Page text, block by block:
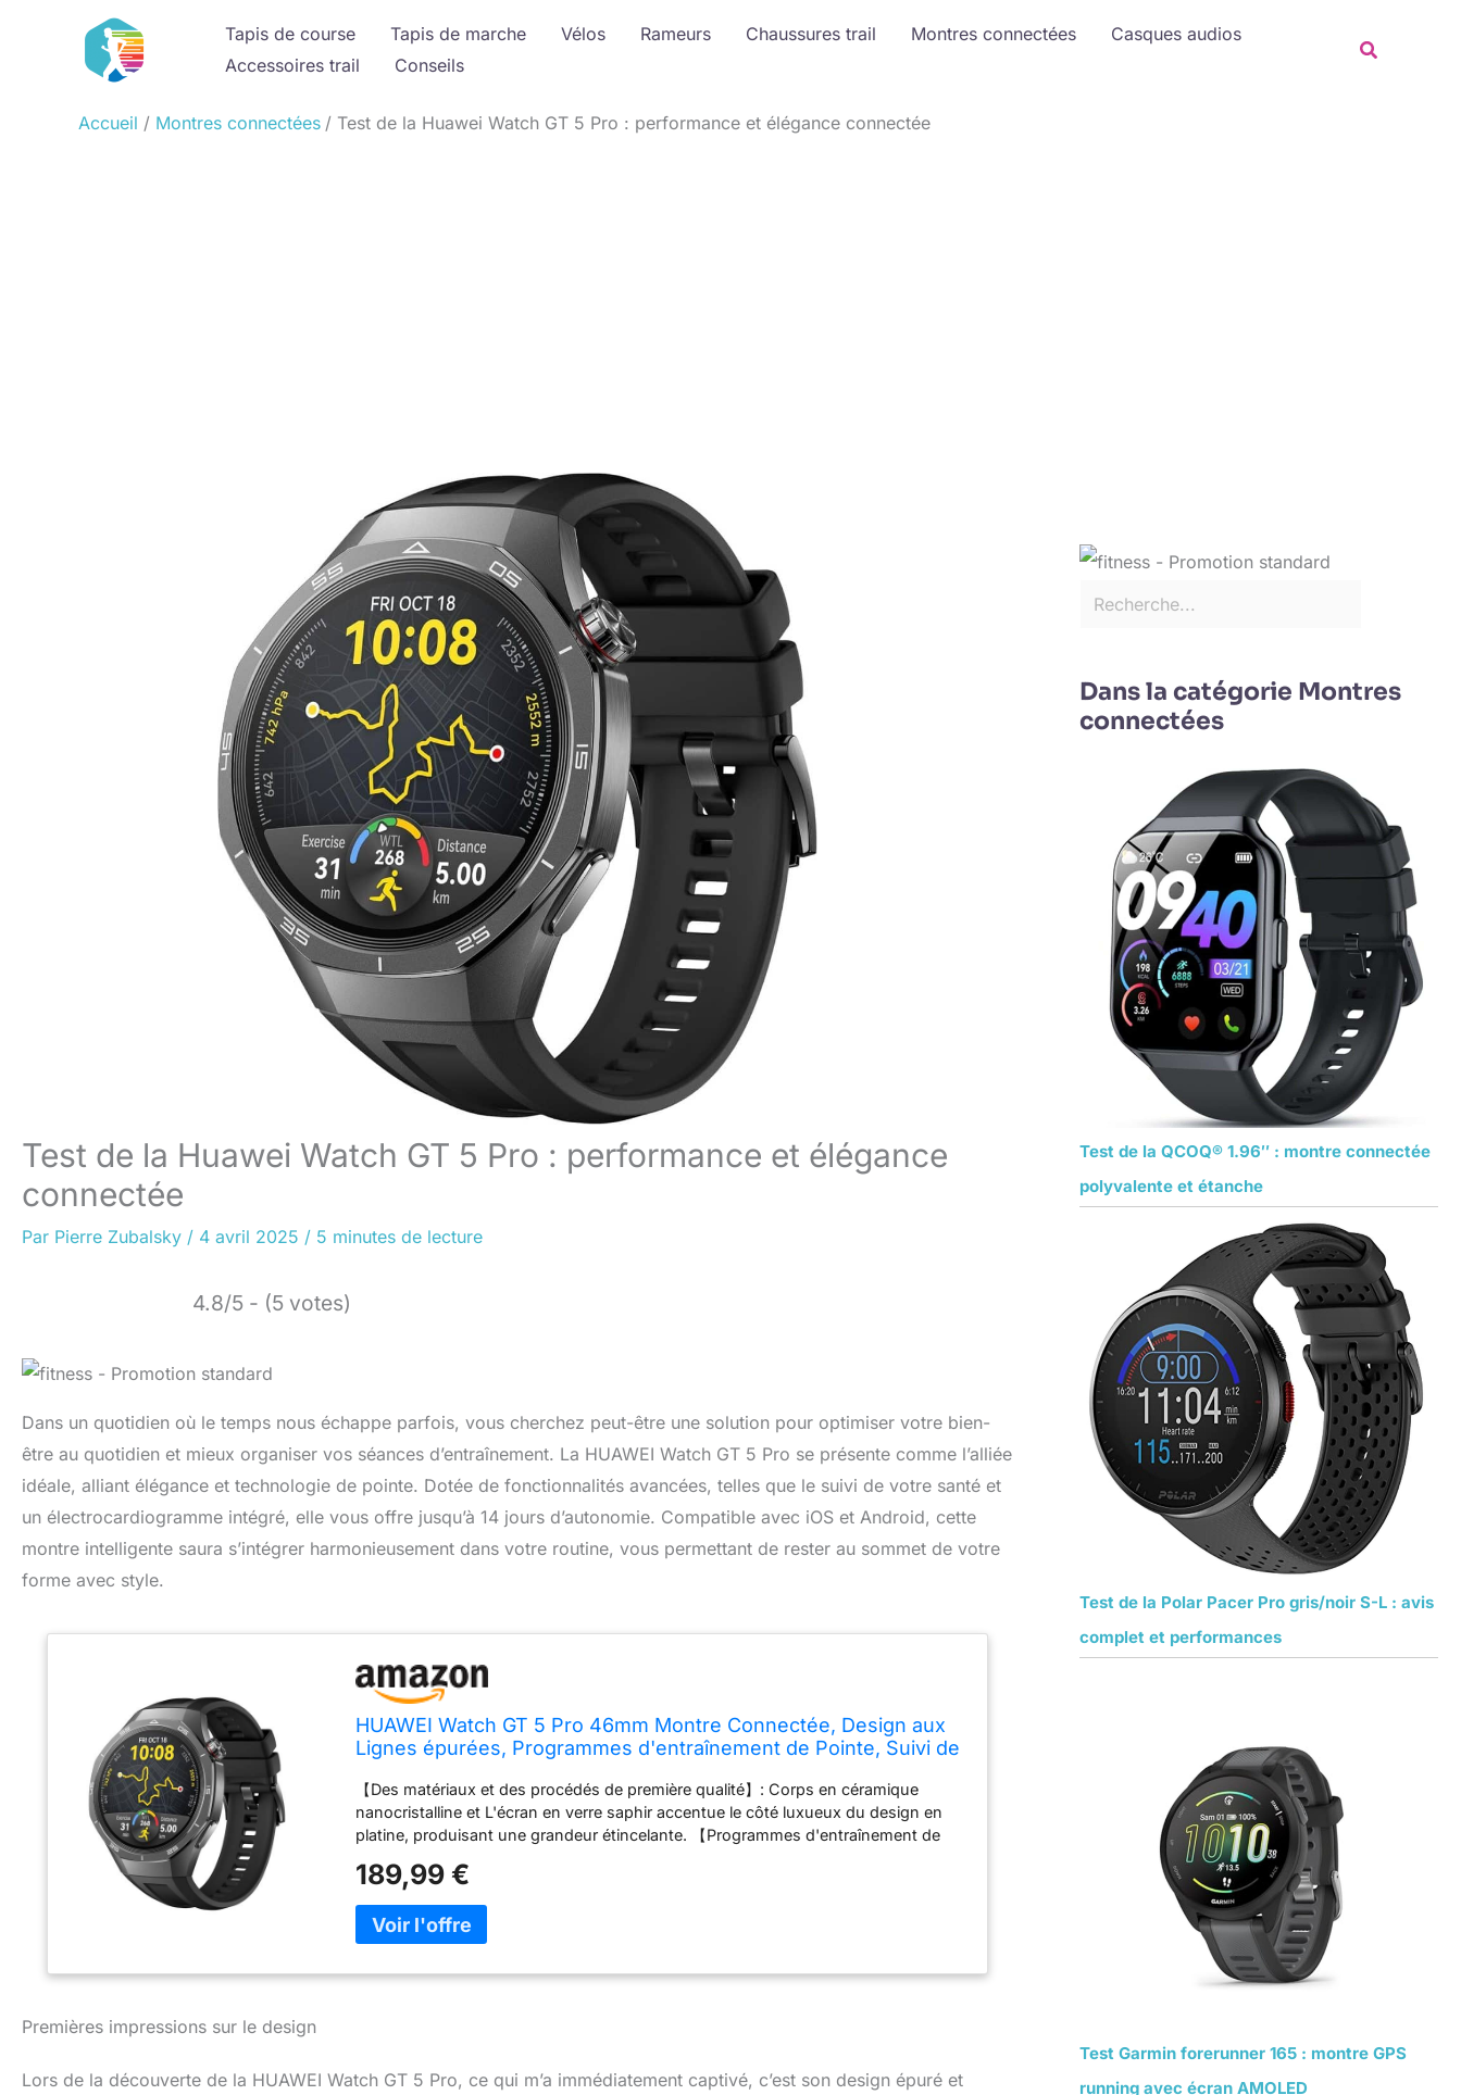
Tapis de course Tapis de marche Vélos Rameurs Chaussures trail Montres connectées
Casques audios
Accessoires trail
Conseils
Accueil Montres connectées Test de la Huawei Watch GT 5 Pro : performance et élégance connectée
Test de la Huawei Watch GT 5 Pro : performance et élégance
connectée
Par Pierre Zubalsky / 4 avril 2025 / 5 minutes de lecture
4.8/5 - (5 votes)
Dans un quotidien où le temps nous échappe parfois, vous cherchez peut-être une solution pour optimiser votre bien-
être au quotidien et mieux organiser vos séances d’entraînement. La HUAWEI Watch GT 5 Pro se présente comme l’alliée
idéale, alliant élégance et technologie de pointe. Dotée de fonctionnalités avancées, telles que le suivi de votre santé et
un électrocardiogramme intégré, elle vous offre jusqu’à 14 jours d’autonomie. Compatible avec iOS et Android, cette
montre intelligente saura s’intégrer harmonieusement dans votre routine, vous permettant de rester au sommet de votre
forme avec style.
HUAWEI Watch GT 5 Pro 46mm Montre Connectée, Design aux
Lignes épurées, Programmes d'entraînement de Pointe, Suivi de
【Des matériaux et des procédés de première qualité】: Corps en céramique
nanocristalline et L'écran en verre saphir accentue le côté luxueux du design en
platine, produisant une grandeur étincelante. 【Programmes d'entraînement de
des courses, des rides et des randonnées dans toute leur splendeur et restez sur
la bonne voie grâce à la navigation au poignet fluide et aux itinéraires
cartographiques en temps réel. 【Autonomie de la batterie robuste】: Jusqu'à 14
jours d'autonomie max, Jusqu'à 9 jours d'autonomie typique. 【Le must en
matière de santé】: HUAWEI TruSense est désormais capable de surveiller six
multitude d'avantages exclusifs, dont des séances d'entraînement de niveau
189,99 €
Premières impressions sur le design
Lors de la découverte de la HUAWEI Watch GT 5 Pro, ce qui m’a immédiatement captivé, c’est son design épuré et
Dans la catégorie Montres
connectées
Test de la QCOQ® 1.96″ : montre connectée
polyvalente et étanche
Test de la Polar Pacer Pro gris/noir S-L : avis
complet et performances
Test Garmin forerunner 165 : montre GPS
running avec écran AMOLED